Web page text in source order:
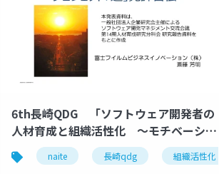
成長
6th長崎QDG 「ソフトウェア開発者の
人材育成と組織活性化 ～モチベーショ
ンが共鳴する組織 「プロジェクト道免
許皆伝」」
naite 長崎qdg 組織活性化